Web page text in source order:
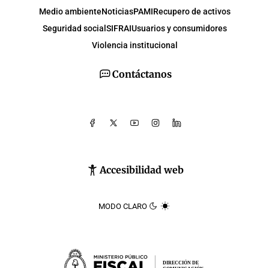
Contáctanos
Accesibilidad web
MODO CLARO
Medio ambienteNoticiasPAMIRecupero de activos
Seguridad social SIFRAIUsuarios y consumidores
Violencia institucional
DIRECCIÓN DE